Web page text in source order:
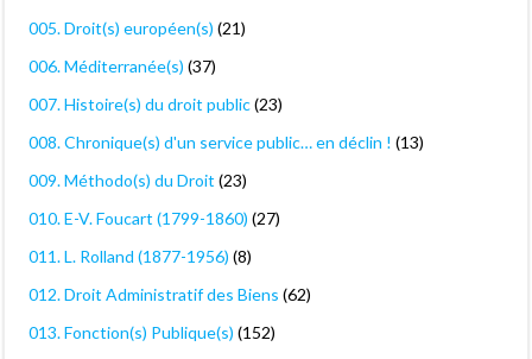
005. Droit(s) européen(s) (21)
006. Méditerranée(s) (37)
007. Histoire(s) du droit public(23)
008. Chronique(s) d'un service public… en déclin ! (13)
009. Méthodo(s) du Droit (23)
010. E-V. Foucart (1799-1860) (27)
011. L. Rolland (1877-1956) (8)
012. Droit Administratif des Biens (62)
013. Fonction(s) Publique(s) (152)